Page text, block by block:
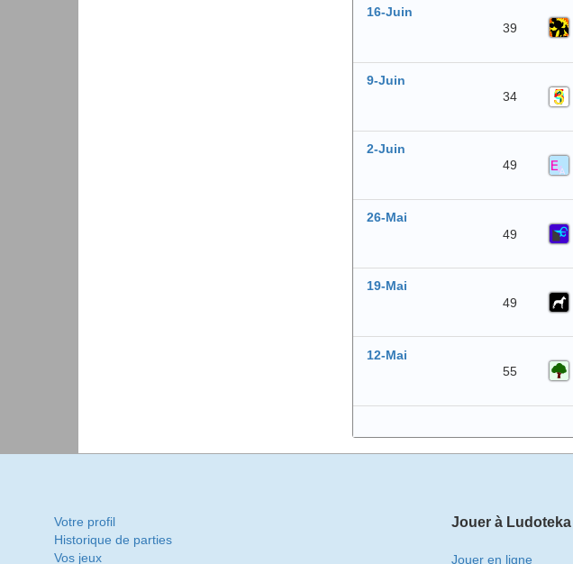
16-Juin
39
9-Juin
34
2-Juin
49
26-Mai
49
19-Mai
49
12-Mai
55
Votre profil
Historique de parties
Vos jeux
Jouer à Ludoteka
Jouer en ligne